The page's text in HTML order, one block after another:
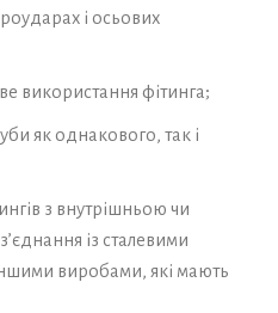
і осьових
використання фітинга;
як однакового, так і
з внутрішньою чи
із сталевими
виробами, які мають